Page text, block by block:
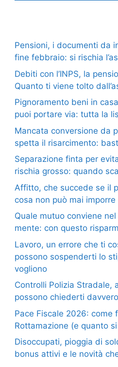
Pensioni, i documenti da
fine febbraio: si rischia
Debiti con l’INPS, la
Quanto ti viene tolto
Pignoramento beni in
puoi portare via: tutta la
Mancata conversione da
spetta il risarcimento:
Separazione finta per
rischia grosso: quando
Affitto, che succede se il
cosa non può mai imporre
Quale mutuo conviene
mente: con questo
Lavoro, un errore che ti
possono sospenderti lo
vogliono
Controlli Polizia Stradale,
possono chiederti
Pace Fiscale 2026: come
Rottamazione (e quanto
Disoccupati, pioggia di
bonus attivi e le novità